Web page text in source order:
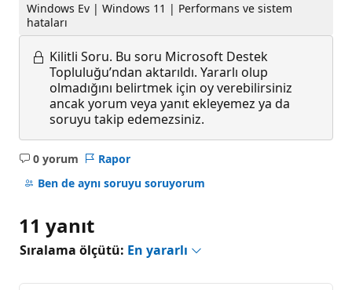
Windows Ev | Windows 11 | Performans ve sistem
hataları
Kilitli Soru. Bu soru Microsoft Destek
Topluluğu’ndan aktarıldı. Yararlı olup
olmadığını belirtmek için oy verebilirsiniz
ancak yorum veya yanıt ekleyemez ya da
soruyu takip edemezsiniz.
0 yorum
Açıklama
yok
Rapor
Ben de aynı soruyu soruyorum
11 yanıt
Sıralama ölçütü: En yararlı